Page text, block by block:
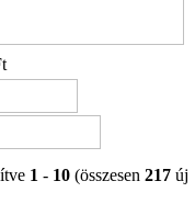
1 - 10 (összesen 217 új